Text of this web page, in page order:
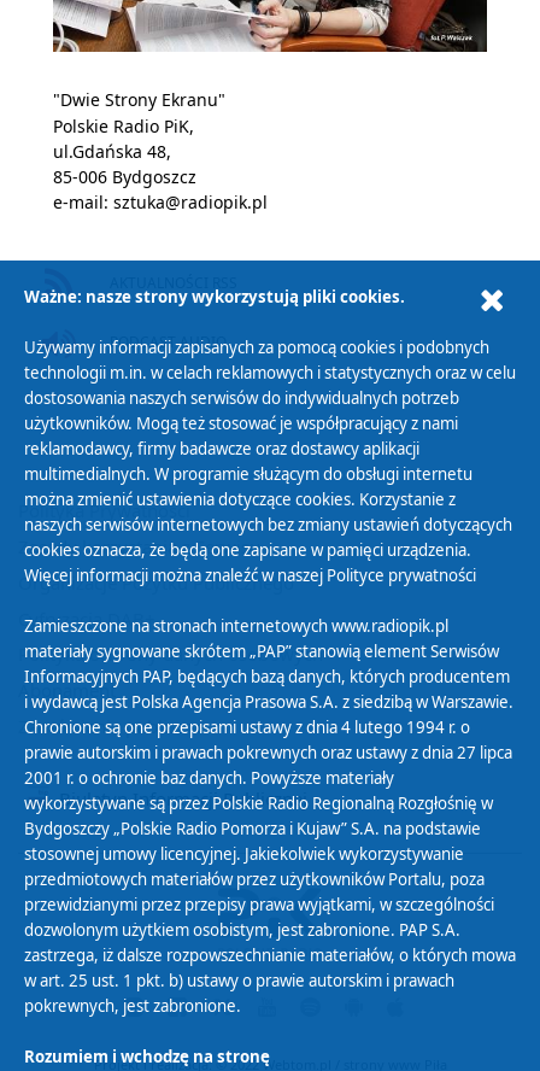
"Dwie Strony Ekranu"
Polskie Radio PiK,
ul.Gdańska 48,
85-006 Bydgoszcz
e-mail: sztuka@radiopik.pl
PODCAST AUDIO
Polityka Prywatności
Zasady korzystania z Serwisu
Organizacje Pożytku Publicznego
Cyfryzacja DAB+
Polityka ochrony danych osobowych
Abonament
Zamówienia publiczne
Biuletyn Informacji Publicznej
Projekt i realizacja: © 2022Webtom.pl
Ważne: nasze strony wykorzystują pliki cookies.
Używamy informacji zapisanych za pomocą cookies i podobnych
technologii m.in. w celach reklamowych i statystycznych oraz w celu
dostosowania naszych serwisów do indywidualnych potrzeb
użytkowników. Mogą też stosować je współpracujący z nami
reklamodawcy, firmy badawcze oraz dostawcy aplikacji
multimedialnych. W programie służącym do obsługi internetu
można zmienić ustawienia dotyczące cookies. Korzystanie z
naszych serwisów internetowych bez zmiany ustawień dotyczących
cookies oznacza, że będą one zapisane w pamięci urządzenia.
Więcej informacji można znaleźć w naszej Polityce prywatności
Zamieszczone na stronach internetowych www.radiopik.pl
materiały sygnowane skrótem „PAP” stanowią element Serwisów
Informacyjnych PAP, będących bazą danych, których producentem
i wydawcą jest Polska Agencja Prasowa S.A. z siedzibą w Warszawie.
Chronione są one przepisami ustawy z dnia 4 lutego 1994 r. o
prawie autorskim i prawach pokrewnych oraz ustawy z dnia 27 lipca
2001 r. o ochronie baz danych. Powyższe materiały
wykorzystywane są przez Polskie Radio Regionalną Rozgłośnię w
Bydgoszczy „Polskie Radio Pomorza i Kujaw” S.A. na podstawie
stosownej umowy licencyjnej. Jakiekolwiek wykorzystywanie
przedmiotowych materiałów przez użytkowników Portalu, poza
przewidzianymi przez przepisy prawa wyjątkami, w szczególności
dozwolonym użytkiem osobistym, jest zabronione. PAP S.A.
zastrzega, iż dalsze rozpowszechnianie materiałów, o których mowa
w art. 25 ust. 1 pkt. b) ustawy o prawie autorskim i prawach
pokrewnych, jest zabronione.
Rozumiem i wchodzę na stronę